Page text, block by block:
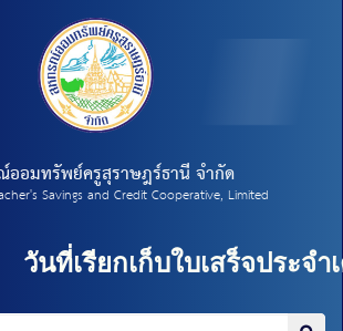
อมทรัพย์ครูสุราษฎร์ธานี จำกัด
Savings and Credit Cooperative, Limited
วันที่เรียกเก็บใบเสร็จประจำเ